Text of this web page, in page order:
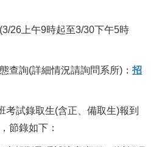
26上午9時起至3/30下午5時
查詢(詳細情況請詢問系所)： 招
考試錄取生(含正、備取生)報到
節錄如下：